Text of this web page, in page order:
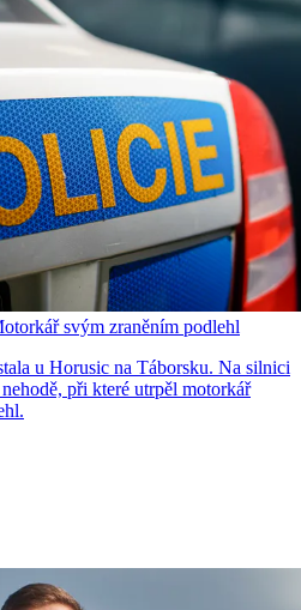
svým zraněním podlehl
u Horusic na Táborsku. Na silnici
při které utrpěl motorkář